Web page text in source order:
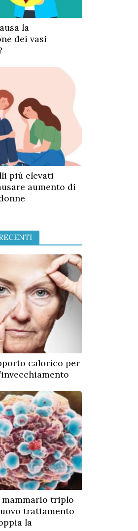
la
dei vasi
più elevati
aumento di
calorico per
mammario triplo
trattamento
la